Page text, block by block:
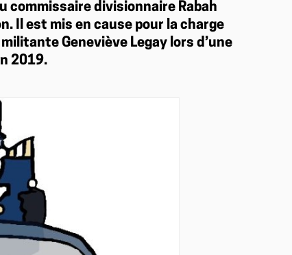
commissaire divisionnaire Rabah
Il est mis en cause pour la charge
Geneviève Legay lors d’une
2019.